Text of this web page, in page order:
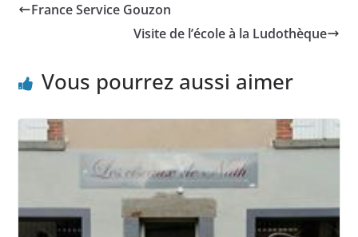
France Service Gouzon
Visite de l’école à la Ludothèque
Vous pourrez aussi aimer